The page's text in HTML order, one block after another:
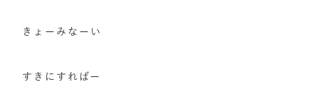
きょーみなーい
すきにすればー